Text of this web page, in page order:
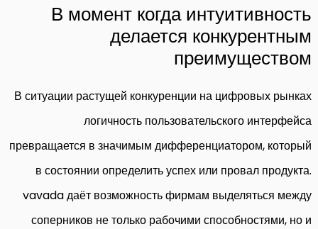
В момент когда интуитивность
делается конкурентным
преимуществом
В ситуации растущей конкуренции на цифровых рынках
логичность пользовательского интерфейса
превращается в значимым дифференциатором, который
в состоянии определить успех или провал продукта.
vavada даёт возможность фирмам выделяться между
соперников не только рабочими способностями, но и